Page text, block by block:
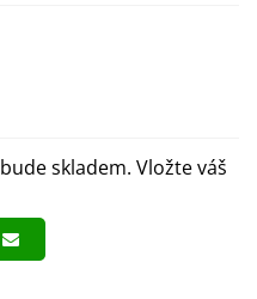
skladem. Vložte váš